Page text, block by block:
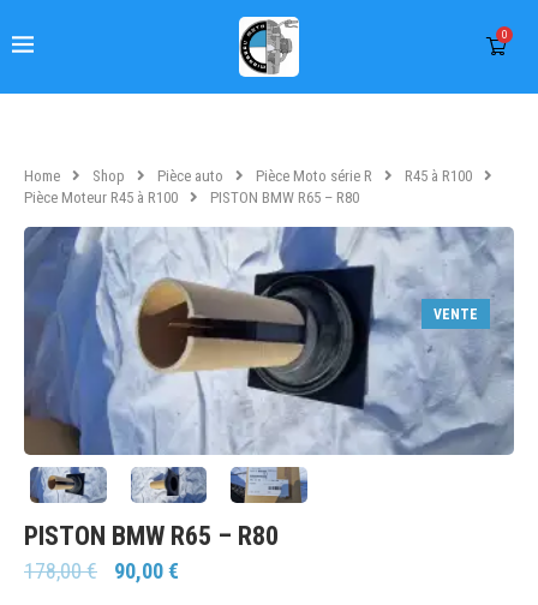
0
Home Shop Pièce auto Pièce Moto série R
R45 à R100
Pièce Moteur R45 à R100
PISTON BMW R65 – R80
VENTE
PISTON BMW R65 – R80
178,00€ 90,00€